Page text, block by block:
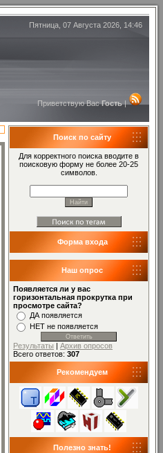
Пятница, 07 Августа 2026, 14:46
Приветствую Вас Гость|
Поиск по сайту
Для корректного поиска вводите в
поисковую форму не более 20-25
символов.
Форма входа
Наш опрос
Появляется ли у вас
горизонтальная прокрутка при
просмотре сайта?
ДА появляется
НЕТ не появляется
Результаты | Архив опросов
Всего ответов: 307
Рекомендуем
Полезно знать!